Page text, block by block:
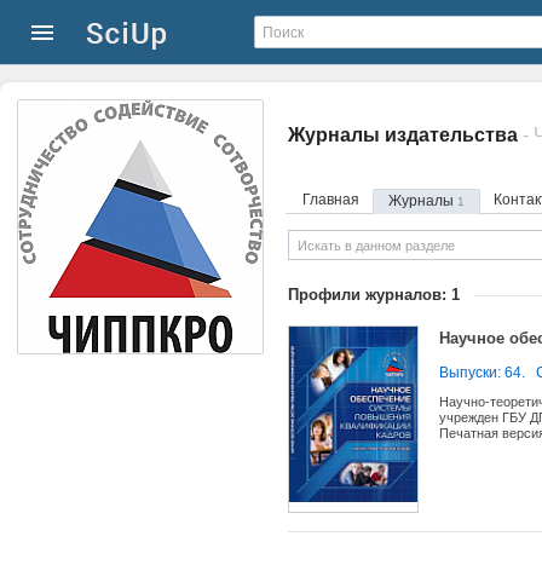
Журналы издательства
Главная Журналы 1
Профили журналов: 1
Научное
Выпуски: 64.
Научно-
учрежден ГБУ
Печатная